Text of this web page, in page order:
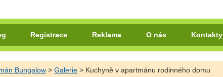
Registrace Reklama O nás Kontakty
Bungalow >Galerie > Kuchyně v apartmánu rodinného domu